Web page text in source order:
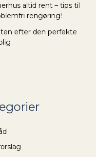
altid rent – tips til
rengøring!
efter den perfekte